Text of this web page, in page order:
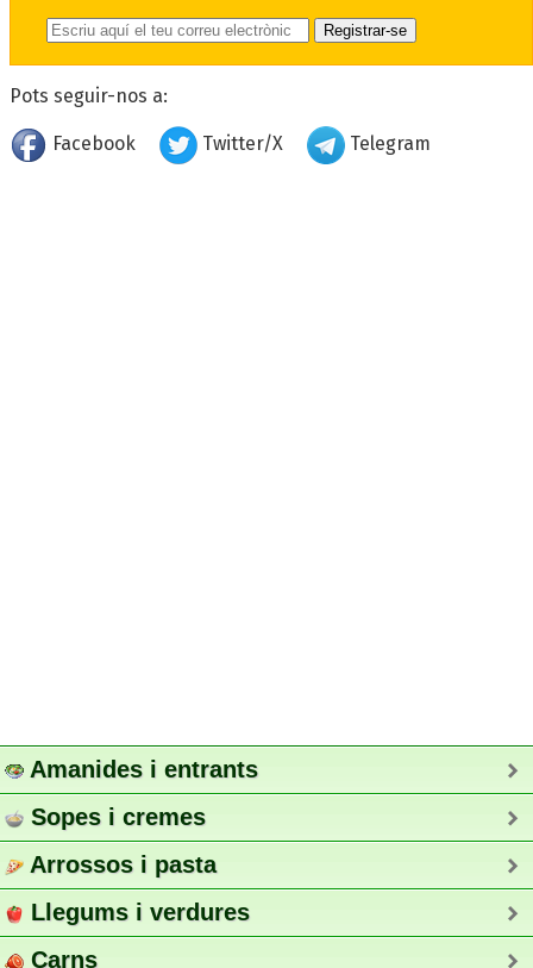
Pots seguir-nos a:
Facebook Twitter/X Telegram
Amanides i entrants
Sopes i cremes
Arrossos i pasta
Llegums i verdures
Carns